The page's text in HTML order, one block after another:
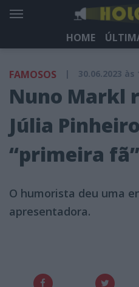
HOME
HOLOFOTE TV
FAMOSOS | 30.06.2023 às
Nuno Markl
Júlia
“primeira fã”
O humorista deu uma
apresentadora.